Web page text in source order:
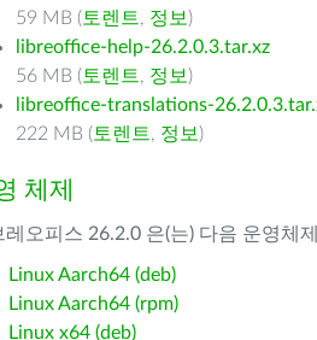
59 MB ( 토렌트, 정보 )
libreoffice-help-26.2.0.3.tar.xz
56 MB ( 토렌트, 정보 )
libreoffice-translations-
222 MB ( 토렌트, 정보 )
체제
레오피스 26.2.0 은(는) 다음 운영체
Linux Aarch64 (deb)
Linux Aarch64 (rpm)
Linux x64 (deb)